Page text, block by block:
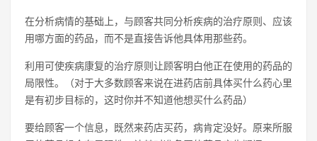
在分析病情的基础上，与顾客共同分析疾病的治疗原则、应该
用哪方面的药品，而不是直接告诉他具体用那些药。
利用可使疾病康复的治疗原则让顾客明白他正在使用的药品的
局限性。（对于大多数顾客来说在进药店前具体买什么药心里
是有初步目标的，这时你并不知道他想买什么药品）
要给顾客一个信息，既然来药店买药，病肯定没好。原来所服